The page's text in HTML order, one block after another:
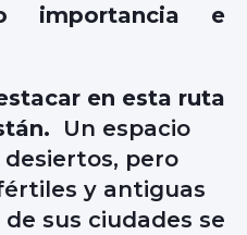
importancia e
en esta ruta
Un espacio
pero
y antiguas
sus ciudades se